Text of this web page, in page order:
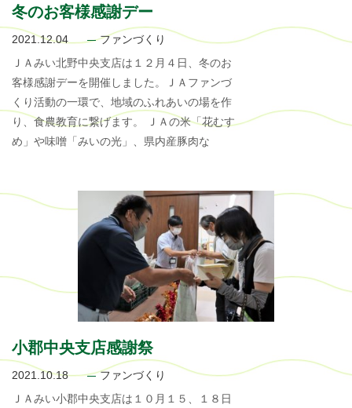
冬のお客様感謝デー
2021.12.04
ファンづくり
ＪＡみい北野中央支店は１２月４日、冬のお
客様感謝デーを開催しました。ＪＡファンづ
くり活動の一環で、地域のふれあいの場を作
り、食農教育に繋げます。 ＪＡの米「花むす
め」や味噌「みいの光」、県内産豚肉な
小郡中央支店感謝祭
2021.10.18
ファンづくり
ＪＡみい小郡中央支店は１０月１５、１８日